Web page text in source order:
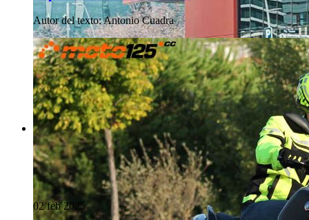
Autor del texto:Antonio Cuadra
02 feb 2025